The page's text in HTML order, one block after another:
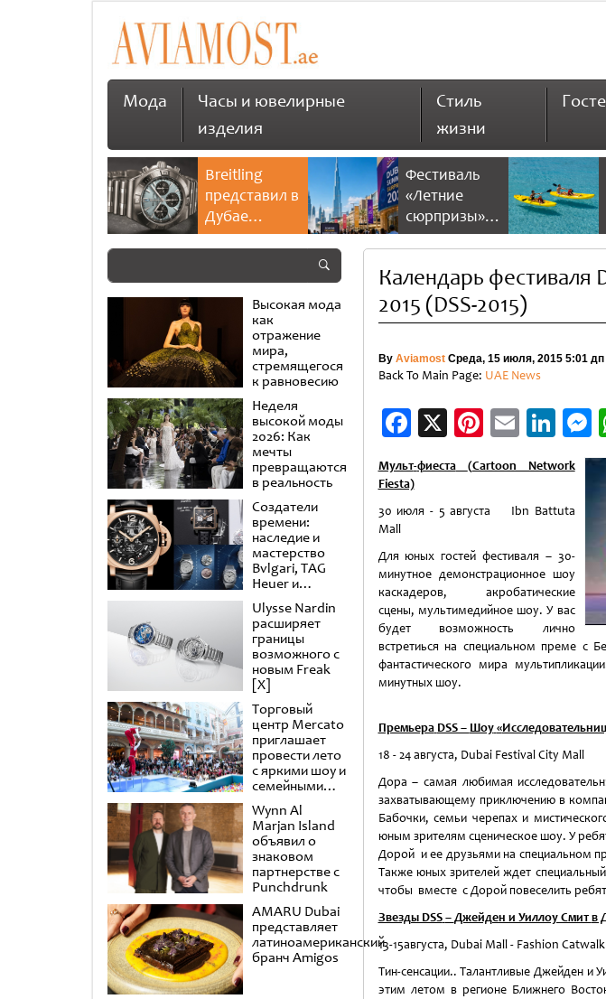
Мода
Часы и ювелирные
изделия
Стиль
жизни
Breitling
представил в
Дубае
культовую
Chronomat
Фестиваль
«Летние
сюрпризы» в
Дубае 2026
больше
скидок и
развлечений
Высокая мода
как
отражение
мира,
стремящегося
к равновесию
Неделя
высокой моды
2026: Как
мечты
превращаются
в реальность
Создатели
времени:
наследие и
мастерство
Bvlgari, TAG
Heuer и
Panerai
Ulysse Nardin
расширяет
границы
возможного с
новым Freak
[X]
Торговый
центр Mercato
приглашает
провести лето
с яркими шоу и
семейными
развлечениями
Wynn Al
Marjan Island
объявил о
знаковом
партнерстве с
Punchdrunk
AMARU Dubai
представляет
латиноамериканский
бранч Amigos
Календарь фестиваля
2015 (DSS-2015)
By AviamostСреда, 15 июля, 2015 5:01 дп
Back To Main Page: UAE News
Facebook
X Pinterest
Email
Мульт-фиеста (Cartoon Network
Fiesta)
30 июля - 5 августа Ibn Battuta
Mall
Для юных гостей фестиваля – 30-
минутное демонстрационное шоу
каскадеров, акробатические
сцены, мультимедийное шоу. У вас
будет возможность лично
встретиься на специальном преме
фантастического мира
минутных шоу.
Премьера DSS – Шоу «
18 - 24 августа, Dubai Festival City Mall
Дора – самая любимая
захватывающему приключению в
Бабочки, семьи черепах и
юным зрителям сценическое шоу. У
Дорой и ее друзьями на специальном
Также юных зрителей ждет
чтобы вместе с Дорой повеселить
Звезды DSS –Джейден и Уиллоу Смитв
13-15августа, Dubai Mall - Fashion Catwalk
Тин-сенсации.. Талантливые Джейден и
этим летом в регионе Ближнего